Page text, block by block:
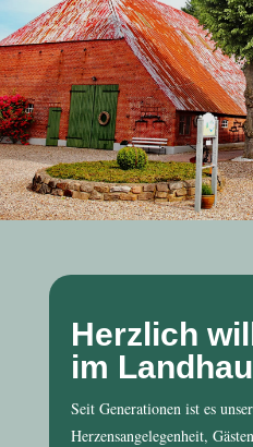
Herzlich
im
Seit Generationen ist es
Herzensangelegenheit,